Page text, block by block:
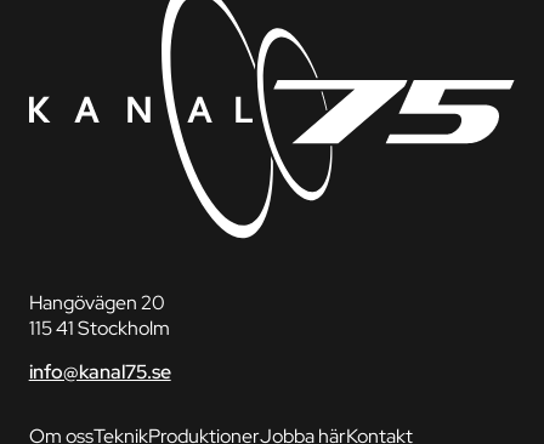
Hangövägen 20
115 41 Stockholm
info@kanal75.se
Om ossTeknikProduktionerJobba härKontakt